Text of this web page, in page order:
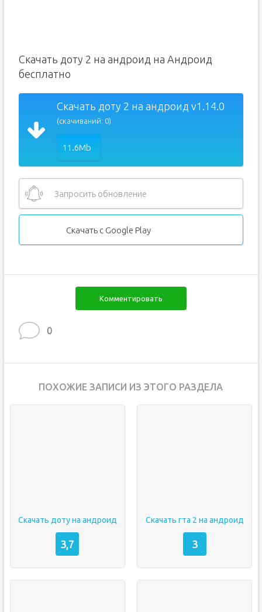
Скачать доту 2 на андроид на Андроид
бесплатно
Скачать доту 2 на андроид v1.14.0
(скачиваний: 0)
11.6Mb
Запросить обновление
Скачать с Google Play
Комментировать
0
ПОХОЖИЕ ЗАПИСИ ИЗ ЭТОГО РАЗДЕЛА
Скачать доту на андроид
3,7
Скачать гта 2 на андроид
3